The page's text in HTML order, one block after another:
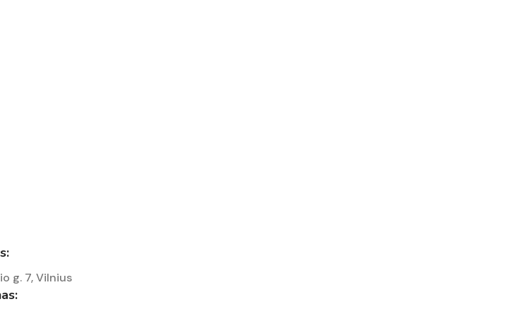
g. 7, Vilnius